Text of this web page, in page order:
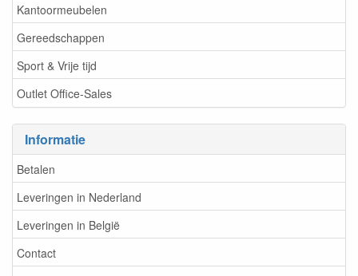
Kantoormeubelen
Gereedschappen
Sport & Vrije tijd
Outlet Office-Sales
Informatie
Betalen
Leveringen in Nederland
Leveringen in België
Contact